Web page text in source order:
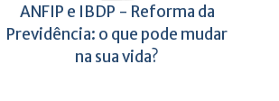
ANFIP e IBDP - Reforma da
Previdência: o que pode mudar
na sua vida?